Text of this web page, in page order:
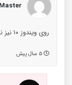
Master
روی ویندوز ۱۰ نیز نصب میشه